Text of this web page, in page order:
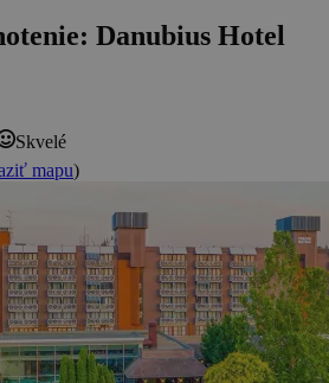
Danubius Hotel
Skvelé
mapu)